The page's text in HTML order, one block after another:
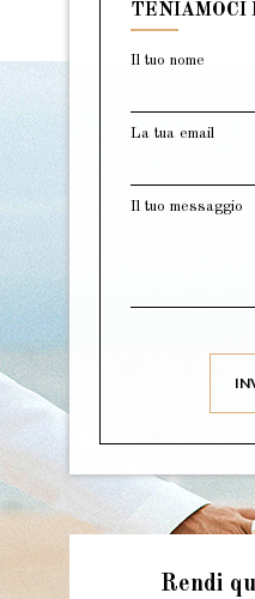
TENIAMOCI
Il tuo nome
La tua email
Il tuo messaggio
Rendi